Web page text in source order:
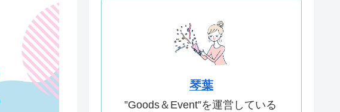
琴葉
”Goods＆Event”を運営している